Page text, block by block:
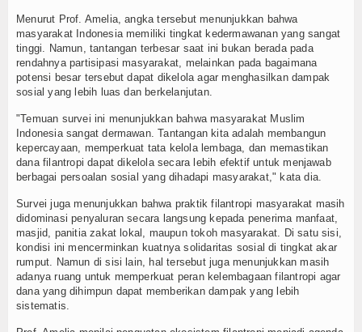
Z-STORY
Z-Story Lokal
Z-Story Nasional
Z-Story Global
Galeri
Agenda
Video
Indeks Berita
Menurut Prof. Amelia, angka tersebut menunjukkan bahwa
masyarakat Indonesia memiliki tingkat kedermawanan yang sangat
tinggi. Namun, tantangan terbesar saat ini bukan berada pada
rendahnya partisipasi masyarakat, melainkan pada bagaimana
potensi besar tersebut dapat dikelola agar menghasilkan dampak
sosial yang lebih luas dan berkelanjutan.
"Temuan survei ini menunjukkan bahwa masyarakat Muslim
Indonesia sangat dermawan. Tantangan kita adalah membangun
kepercayaan, memperkuat tata kelola lembaga, dan memastikan
dana filantropi dapat dikelola secara lebih efektif untuk menjawab
berbagai persoalan sosial yang dihadapi masyarakat," kata dia.
Survei juga menunjukkan bahwa praktik filantropi masyarakat masih
didominasi penyaluran secara langsung kepada penerima manfaat,
masjid, panitia zakat lokal, maupun tokoh masyarakat. Di satu sisi,
kondisi ini mencerminkan kuatnya solidaritas sosial di tingkat akar
rumput. Namun di sisi lain, hal tersebut juga menunjukkan masih
adanya ruang untuk memperkuat peran kelembagaan filantropi agar
dana yang dihimpun dapat memberikan dampak yang lebih
sistematis.